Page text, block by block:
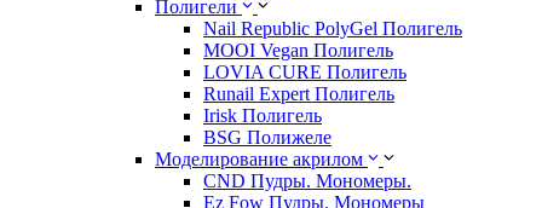
Полигели
Nail Republic PolyGel Полигель
MOOI Vegan Полигель
LOVIA CURE Полигель
Runail Expert Полигель
Irisk Полигель
BSG Полижеле
Моделирование акрилом
CND Пудры. Мономеры.
Ez Fow Пудры. Мономеры